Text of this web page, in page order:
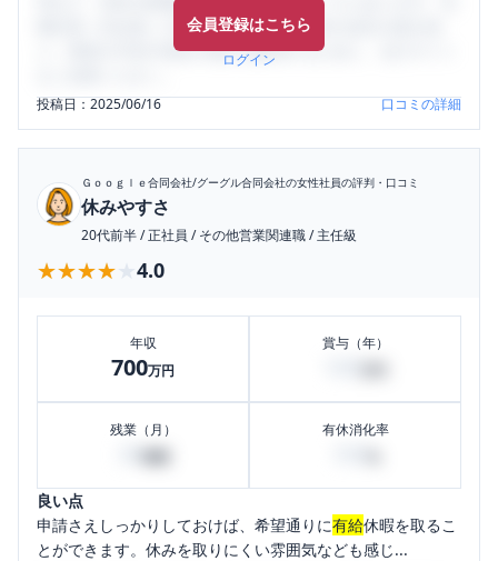
会員登録はこちら
ログイン
輩社員（元社員）の口コミを通して、本当の会社の姿を知
り、将来の不安や現在の悩みを解消するために、ぜひサイト
投稿日：2025/06/16 口コミの詳細
Ｇｏｏｇｌｅ合同会社/グーグル合同会社の女性社員の評判・口コミ
休みやすさ
20代前半/正社員 /その他営業関連職/主任級
★★★★★
★★★★★ 4.0
年収
700万円
賞与（年）
残業（月） 有休消化率
良い点
申請さえしっかりしておけば、希望通りに有給休暇を取るこ
とができます。休みを取りにくい雰囲気なども感じ...